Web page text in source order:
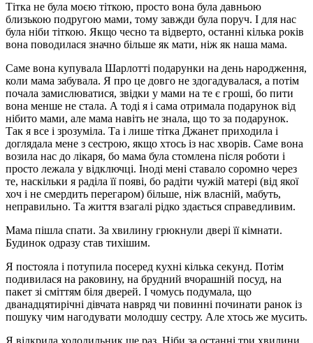
Тітка не була моєю тіткою, просто вона була давньою
близькою подругою мами, тому завжди була поруч. І для нас
була ніби тіткою. Якщо чесно та відверто, останні кілька років
вона поводилася значно більше як мати, ніж як наша мама.
Саме вона купувала Шарлотті подарунки на день народження,
коли мама забувала. Я про це довго не здогадувалася, а потім
почала замислюватися, звідки у мами на те є гроші, бо пити
вона менше не стала. А тоді я і сама отримала подарунок від
нібито мами, але мама навіть не знала, що то за подарунок.
Так я все і зрозуміла. Та і лише тітка Джанет приходила і
доглядала мене з сестрою, якщо хтось із нас хворів. Саме вона
возила нас до лікаря, бо мама була стомлена після роботи і
просто лежала у відключці. Іноді мені ставало соромно через
те, наскільки я раділа її появі, бо радіти чужій матері (від якої
хоч і не смердить перегаром) більше, ніж власній, мабуть,
неправильно. Та життя взагалі рідко здається справедливим.
Мама пішла спати. За хвилину грюкнули двері її кімнати.
Будинок одразу став тихішим.
Я постояла і потупила посеред кухні кілька секунд. Потім
подивилася на раковину, на брудний вчорашній посуд, на
пакет зі сміттям біля дверей. І чомусь подумала, що
дванадцятирічні дівчата навряд чи повинні починати ранок із
пошуку чим нагодувати молодшу сестру. Але хтось же мусить.